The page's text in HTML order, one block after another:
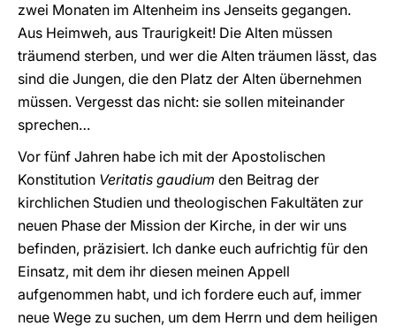
zwei Monaten im Altenheim ins Jenseits gegangen.
Aus Heimweh, aus Traurigkeit! Die Alten müssen
träumend sterben, und wer die Alten träumen lässt, das
sind die Jungen, die den Platz der Alten übernehmen
müssen. Vergesst das nicht: sie sollen miteinander
sprechen…
Vor fünf Jahren habe ich mit der Apostolischen
Konstitution Veritatis gaudium den Beitrag der
kirchlichen Studien und theologischen Fakultäten zur
neuen Phase der Mission der Kirche, in der wir uns
befinden, präzisiert. Ich danke euch aufrichtig für den
Einsatz, mit dem ihr diesen meinen Appell
aufgenommen habt, und ich fordere euch auf, immer
neue Wege zu suchen, um dem Herrn und dem heiligen